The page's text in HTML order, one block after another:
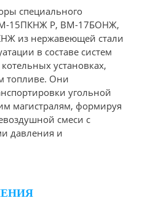
специального
15ПКНЖ Р, ВМ-17БОНЖ,
из нержавеющей стали
в составе систем
установках,
топливе. Они
угольной
магистралям, формируя
смеси с
давления и